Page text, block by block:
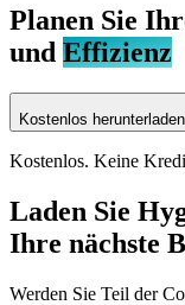
Planen Sie
und Effizienz
Kostenlos herunterladen
Kostenlos. Keine
Laden Sie
Ihre nächste
Werden Sie Teil der